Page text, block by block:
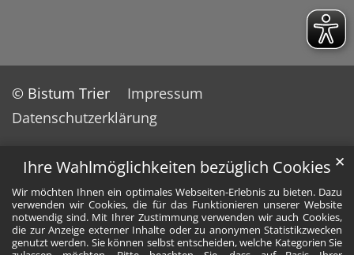
Ihre Wahlmöglichkeiten bezüglich Cookies
Wir möchten Ihnen ein optimales Webseiten-Erlebnis zu bieten. Dazu
verwenden wir Cookies, die für das Funktionieren unserer Website
notwendig sind. Mit Ihrer Zustimmung verwenden wir auch Cookies,
die zur Anzeige externer Inhalte oder zu anonymen Statistikzwecken
genutzt werden. Sie können selbst entscheiden, welche Kategorien Sie
✕
© Bistum Trier
Impressum
Datenschutzerklärung